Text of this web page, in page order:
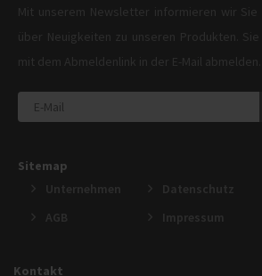
Mit unserem Newsletter informieren wir Sie
über Neuigkeiten zu unseren Produkten.
mit dem Abmeldenlink in der E-Mail abmelden.
Sitemap
Unternehmen
AGB
Datenschutz
Impressum
Kontakt